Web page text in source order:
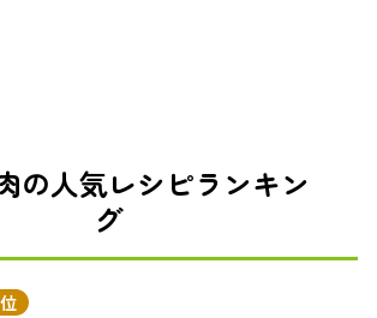
の人気レシピランキン
グ